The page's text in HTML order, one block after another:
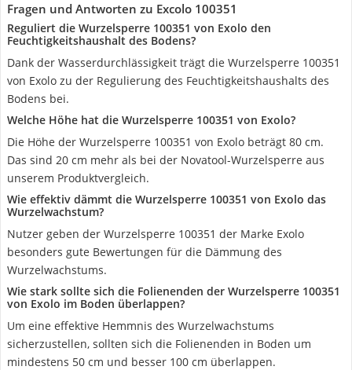
Fragen und Antworten zu Excolo 100351
Reguliert die Wurzelsperre 100351 von Exolo den
Feuchtigkeitshaushalt des Bodens?
Dank der Wasserdurchlässigkeit trägt die Wurzelsperre 100351
von Exolo zu der Regulierung des Feuchtigkeitshaushalts des
Bodens bei.
Welche Höhe hat die Wurzelsperre 100351 von Exolo?
Die Höhe der Wurzelsperre 100351 von Exolo beträgt 80 cm.
Das sind 20 cm mehr als bei der Novatool-Wurzelsperre aus
unserem Produktvergleich.
Wie effektiv dämmt die Wurzelsperre 100351 von Exolo das
Wurzelwachstum?
Nutzer geben der Wurzelsperre 100351 der Marke Exolo
besonders gute Bewertungen für die Dämmung des
Wurzelwachstums.
Wie stark sollte sich die Folienenden der Wurzelsperre 100351
von Exolo im Boden überlappen?
Um eine effektive Hemmnis des Wurzelwachstums
sicherzustellen, sollten sich die Folienenden in Boden um
mindestens 50 cm und besser 100 cm überlappen.